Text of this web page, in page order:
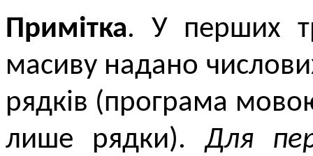
Примітка. У перших
масиву надано
рядків (програма
лише рядки). Для